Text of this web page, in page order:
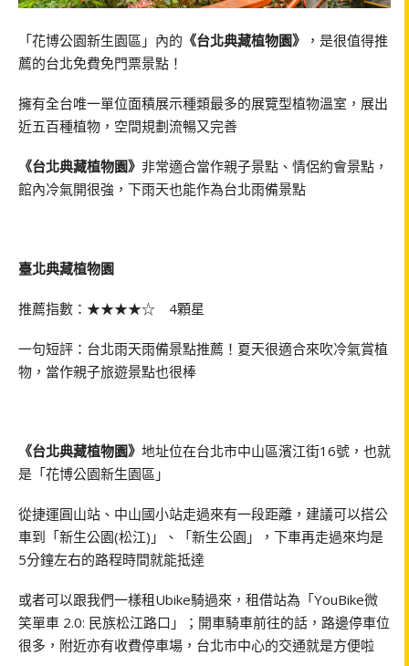
「花博公園新生園區」內的 《台北典藏植物園》
，是很值得推
薦的台北免費免門票景點！
擁有全台唯一單位面積展示種類最多的展覽型植物溫室，展出
近五百種植物，空間規劃流暢又完善
《台北典藏植物園》 非常適合當作親子景點、情侶約會景點，
館內冷氣開很強，下雨天也能作為台北雨備景點
臺北典藏植物園
推薦指數：★★★★☆ 4顆星
一句短評：台北雨天雨備景點推薦！夏天很適合來吹冷氣賞植
物，當作親子旅遊景點也很棒
《台北典藏植物園》 地址位在台北市中山區濱江街16號，也就
是「花博公園新生園區」
從捷運圓山站、中山國小站走過來有一段距離，建議可以搭公
車到「新生公園(松江)」、「新生公園」，下車再走過來均是
5分鐘左右的路程時間就能抵達
或者可以跟我們一樣租Ubike騎過來，租借站為「YouBike微
笑單車 2.0: 民族松江路口」；開車騎車前往的話，路邊停車位
很多，附近亦有收費停車場，台北市中心的交通就是方便啦